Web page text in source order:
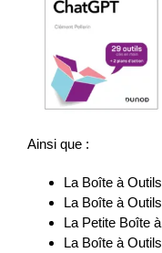
Ainsi que :
La Boîte à
La Boîte à
La Petite Boîte
La Boîte à